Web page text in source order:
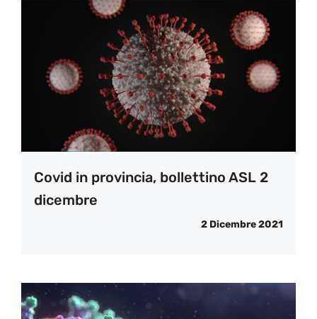
Covid in provincia, bollettino ASL 2
dicembre
2 Dicembre 2021